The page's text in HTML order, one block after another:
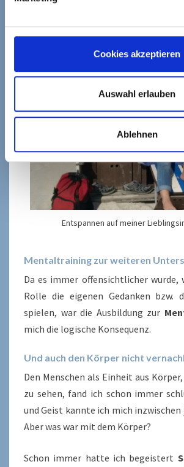
Cookies akzeptieren
Auswahl erlauben
Ablehnen
Entspannen auf meiner
Mentaltraining zur weiteren
Da es immer offensichtlicher wurde,
Rolle die eigenen Gedanken bzw.
spielen, war die Ausbildung zur
mich die logische Konsequenz.
Und auch den Körper nicht
Den Menschen als Einheit aus
zu sehen, fand ich schon immer
und Geist kannte ich mich inzwischen
Aber was war mit dem Körper?
Schon immer hatte ich begeistert